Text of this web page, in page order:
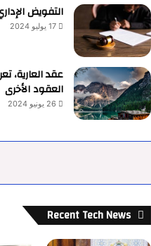
التفويض
17 يوليو 2024
عقد العارية،
العقود الأخرى
26 يونيو 2024
Recent Tech News